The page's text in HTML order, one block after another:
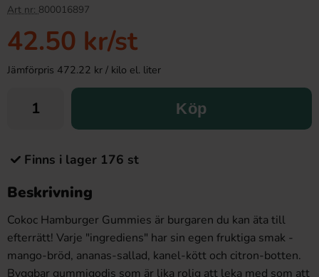
Art nr: 800016897
42.50 kr/st
Jämförpris 472.22 kr / kilo el. liter
Köp
Finns i lager 176 st
Beskrivning
Cokoc Hamburger Gummies är burgaren du kan äta till
efterrätt! Varje "ingrediens" har sin egen fruktiga smak -
mango-bröd, ananas-sallad, kanel-kött och citron-botten.
Byggbar gummigodis som är lika rolig att leka med som att